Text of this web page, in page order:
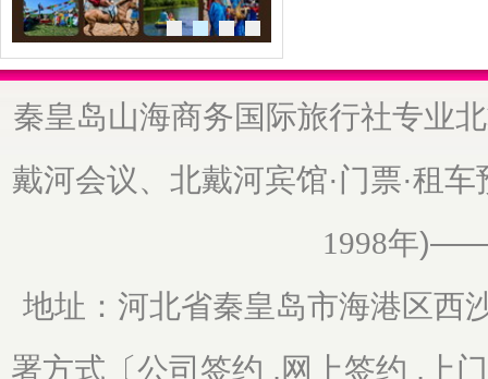
秦皇岛山海商务国际旅行社专业
戴河会议、北戴河宾馆·门票·租
1998年)——
地址：河北省秦皇岛市海港区西
署方式〔公司签约 ,网上签约 ,上